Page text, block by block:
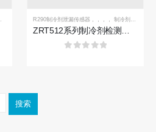
R290制冷剂泄漏传感器 ，，，， 制冷剂气体传感器
搜索